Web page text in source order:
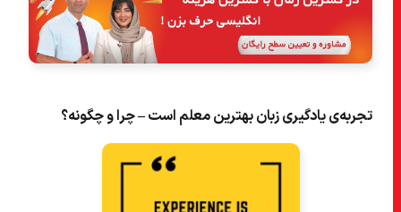
تجربه‌ی یادگیری زبان بهترین معلم است – چرا و چگونه؟